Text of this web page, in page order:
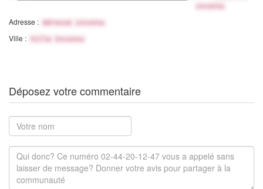
inconnu
Adresse : Adresse inconnu
Ville : Ville Inconnu
Déposez votre commentaire